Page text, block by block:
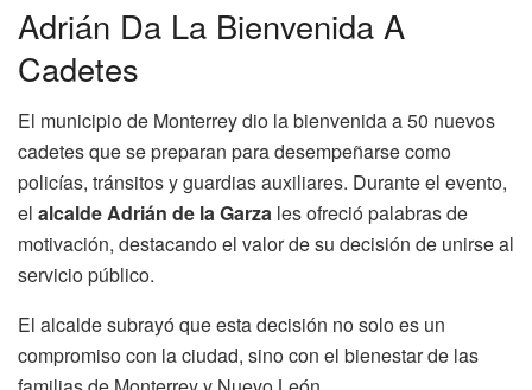
Adrián Da La Bienvenida A
Cadetes
El municipio de Monterrey dio la bienvenida a 50 nuevos
cadetes que se preparan para desempeñarse como
policías, tránsitos y guardias auxiliares. Durante el evento,
el alcalde Adrián de la Garza les ofreció palabras de
motivación, destacando el valor de su decisión de unirse al
servicio público.
El alcalde subrayó que esta decisión no solo es un
compromiso con la ciudad, sino con el bienestar de las